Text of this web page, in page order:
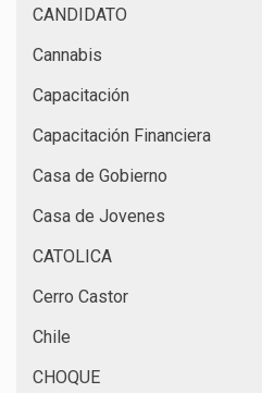
CANDIDATO
Cannabis
Capacitación
Capacitación Financiera
Casa de Gobierno
Casa de Jovenes
CATOLICA
Cerro Castor
Chile
CHOQUE